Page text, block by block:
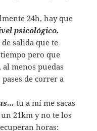
24h, hay que
psicológico.
salida que te
pero que
menos puedas
de correr a
tu a mí me sacas
21km y no te los
horas: